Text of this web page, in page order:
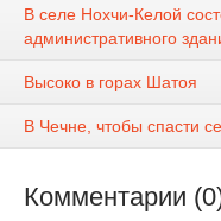
В селе Нохчи-Келой
административного
Высоко в горах Шатоя
В Чечне, чтобы спасти
Комментарии